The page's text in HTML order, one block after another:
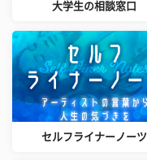
大学生の相談窓口
セルフライナーノーツ